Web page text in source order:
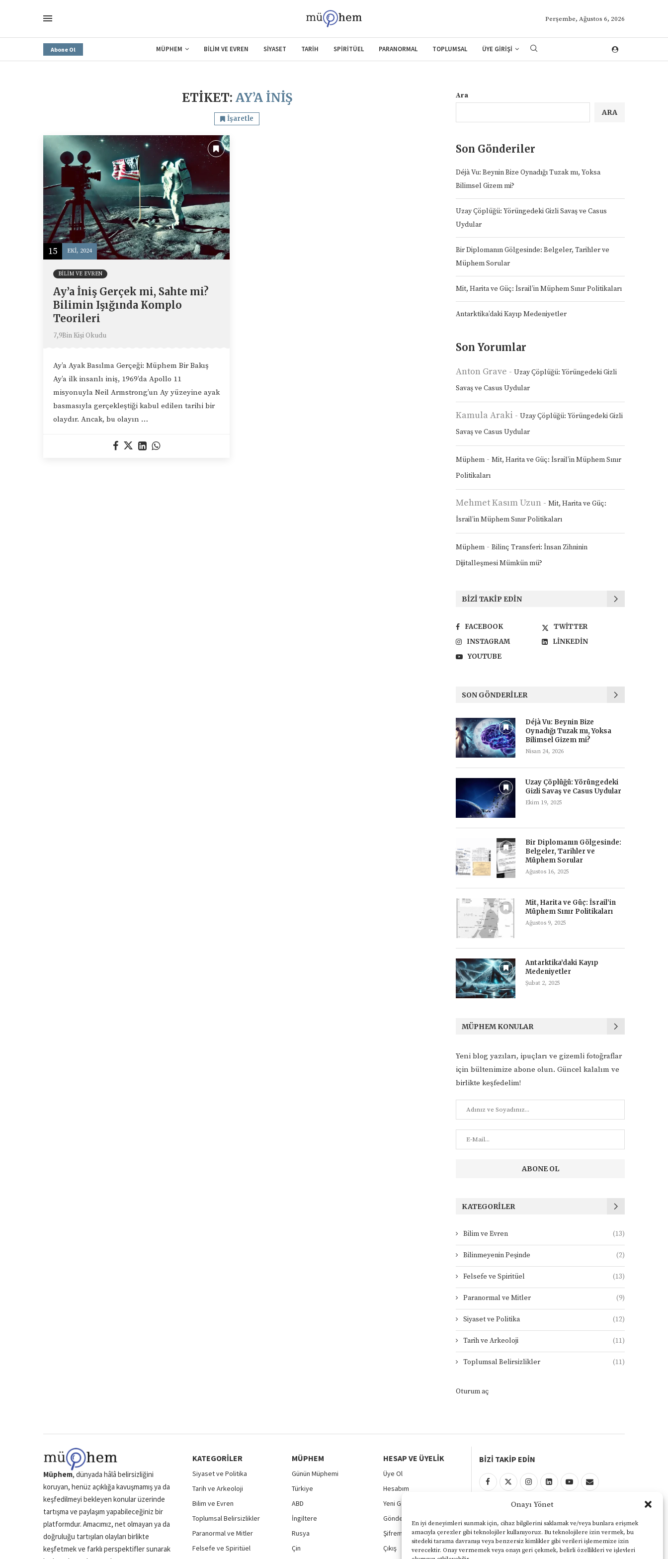
Onayı Yönet
En iyi deneyimleri sunmak için, cihaz bilgilerini saklamak ve/veya bunlara erişmek
amacıyla çerezler gibi teknolojiler kullanıyoruz. Bu teknolojilere izin vermek, bu
sitedeki tarama davranışı veya benzersiz kimlikler gibi verileri işlememize izin
verecektir. Onay vermemek veya onayı geri çekmek, belirli özellikleri ve işlevleri
Perşembe, Ağustos 6, 2026
Abone Ol MÜPHEM BİLİM VE EVREN SİYASET TARİH SPİRİTÜEL PARANORMAL TOPLUMSAL ÜYE GİRİŞİ
ETIKET: AY’A INIŞ
İşaretle
15 EKI, 2024
BILIM VE EVREN
Ay’a İniş Gerçek mi, Sahte mi?
Bilimin Işığında Komplo
Teorileri
7,9Bin Kişi Okudu
Ay’a Ayak Basılma Gerçeği: Müphem Bir Bakış
Ay’a ilk insanlı iniş, 1969’da Apollo 11
misyonuyla Neil Armstrong’un Ay yüzeyine ayak
basmasıyla gerçekleştiği kabul edilen tarihi bir
olaydır. Ancak, bu olayın …
Ara
ARA
Son Gönderiler
Déjà Vu: Beynin Bize Oynadığı Tuzak mı, Yoksa
Bilimsel Gizem mi?
Uzay Çöplüğü: Yörüngedeki Gizli Savaş ve Casus
Uydular
Bir Diplomanın Gölgesinde: Belgeler, Tarihler ve
Müphem Sorular
Mit, Harita ve Güç: İsrail’in Müphem Sınır Politikaları
Antarktika’daki Kayıp Medeniyetler
Son Yorumlar
Anton Grave - Uzay Çöplüğü: Yörüngedeki Gizli
Savaş ve Casus Uydular
Kamula Araki - Uzay Çöplüğü: Yörüngedeki Gizli
Savaş ve Casus Uydular
Müphem - Mit, Harita ve Güç: İsrail’in Müphem Sınır
Politikaları
Mehmet Kasım Uzun - Mit, Harita ve Güç:
İsrail’in Müphem Sınır Politikaları
Müphem - Bilinç Transferi: İnsan Zihninin
Dijitalleşmesi Mümkün mü?
BIZI TAKIP EDIN
FACEBOOK
TWITTER
INSTAGRAM
LINKEDIN
YOUTUBE
SON GÖNDERILER
Déjà Vu: Beynin Bize
Oynadığı Tuzak mı, Yoksa
Bilimsel Gizem mi?
Nisan 24, 2026
Uzay Çöplüğü: Yörüngedeki
Gizli Savaş ve Casus Uydular
Ekim 19, 2025
Bir Diplomanın Gölgesinde:
Belgeler, Tarihler ve
Müphem Sorular
Ağustos 16, 2025
Mit, Harita ve Güç: İsrail’in
Müphem Sınır Politikaları
Ağustos 9, 2025
Antarktika’daki Kayıp
Medeniyetler
Şubat 2, 2025
MÜPHEM KONULAR
Yeni blog yazıları, ipuçları ve gizemli fotoğraflar
için bültenimize abone olun. Güncel kalalım ve
birlikte keşfedelim!
KATEGORILER
Bilim ve Evren (13)
Bilinmeyenin Peşinde (2)
Felsefe ve Spiritüel (13)
Paranormal ve Mitler (9)
Siyaset ve Politika (12)
Tarih ve Arkeoloji (11)
Toplumsal Belirsizlikler (11)
Oturum aç
Müphem, dünyada hâlâ belirsizliğini
koruyan, henüz açıklığa kavuşmamış ya da
keşfedilmeyi bekleyen konular üzerinde
tartışma ve paylaşım yapabileceğiniz bir
platformdur. Amacımız, net olmayan ya da
doğruluğu tartışılan olayları birlikte
keşfetmek ve farklı perspektifler sunarak
KATEGORILER
Siyaset ve Politika
Tarih ve Arkeoloji
Bilim ve Evren
Toplumsal Belirsizlikler
Paranormal ve Mitler
Felsefe ve Spiritüel
MÜPHEM
Günün Müphemi
Türkiye
ABD
İngiltere
Rusya
Çin
HESAP VE ÜYELIK
Üye Ol
Hesabım
Yeni Gönderi
Gönderilerim
Şifremi Unuttum
Çıkış
BİZİ TAKİP EDİN
KULLANIM ŞARTLARI
Gizlilik ve Çerezler Politikası
Yasal Uyarı
KVKK Aydınlatma Metni